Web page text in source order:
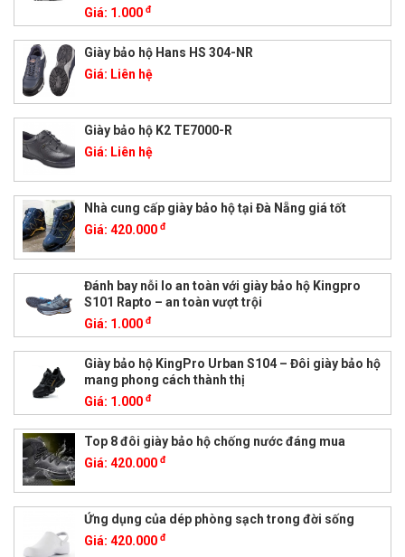
Giá: 1.000 đ
Giày bảo hộ Hans HS 304-NR
Giá: Liên hệ
Giày bảo hộ K2 TE7000-R
Giá: Liên hệ
Nhà cung cấp giày bảo hộ tại Đà Nẵng giá tốt
Giá: 420.000 đ
Đánh bay nỗi lo an toàn với giày bảo hộ Kingpro
S101 Rapto – an toàn vượt trội
Giá: 1.000 đ
Giày bảo hộ KingPro Urban S104 – Đôi giày bảo hộ
mang phong cách thành thị
Giá: 1.000 đ
Top 8 đôi giày bảo hộ chống nước đáng mua
Giá: 420.000 đ
Ứng dụng của dép phòng sạch trong đời sống
Giá: 420.000 đ